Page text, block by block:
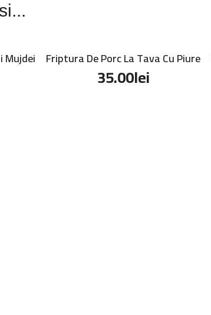
Mujdei Friptura De Porc La Tava Cu Piure
35.00lei